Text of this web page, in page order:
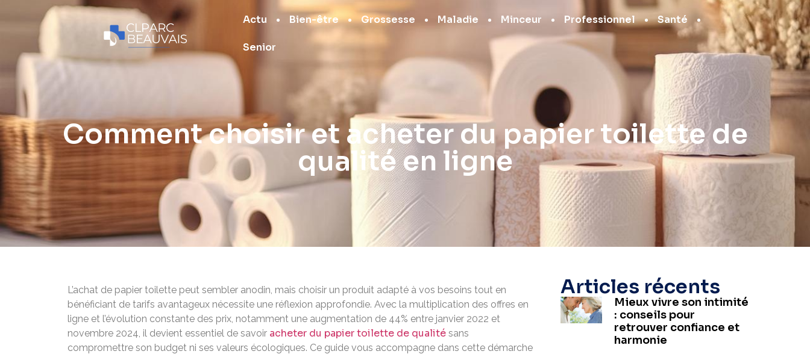
Actu Bien-être Grossesse Maladie Minceur Professionnel Santé
Senior
Comment choisir et acheter du papier toilette de
qualité en ligne
L’achat de papier toilette peut sembler anodin, mais choisir un produit adapté à vos besoins tout en
bénéficiant de tarifs avantageux nécessite une réflexion approfondie. Avec la multiplication des offres en
ligne et l’évolution constante des prix, notamment une augmentation de 44% entre janvier 2022 et
novembre 2024, il devient essentiel de savoir acheter du papier toilette de qualité sans
compromettre son budget ni ses valeurs écologiques. Ce guide vous accompagne dans cette démarche
Articles récents
Mieux vivre son intimité
: conseils pour
retrouver confiance et
harmonie